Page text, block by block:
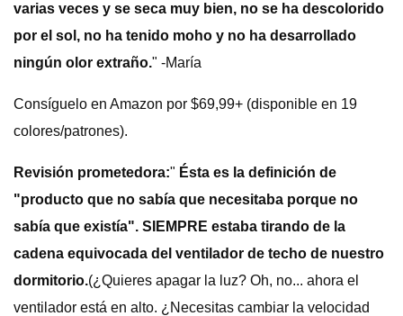
varias veces y se seca muy bien, no se ha descolorido
por el sol, no ha tenido moho y no ha desarrollado
ningún olor extraño." -María
Consíguelo en Amazon por $69,99+ (disponible en 19
colores/patrones).
Revisión prometedora:" Ésta es la definición de
"producto que no sabía que necesitaba porque no
sabía que existía". SIEMPRE estaba tirando de la
cadena equivocada del ventilador de techo de nuestro
dormitorio.(¿Quieres apagar la luz? Oh, no... ahora el
ventilador está en alto. ¿Necesitas cambiar la velocidad